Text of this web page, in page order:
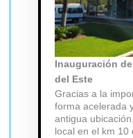
Inauguración
del Este
Gracias a la
forma acelerada
antigua
local en el km 10